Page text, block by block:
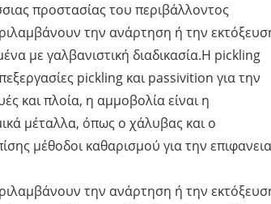
προστασίας του περιβάλλοντος
την ανάρτηση ή την
με γαλβανιστική διαδικασία.Η pickling
pickling και passivition για την
και πλοία, η αμμοβολία είναι η
μέταλλα, όπως ο χάλυβας και ο
μέθοδοι καθαρισμού για την
την ανάρτηση ή την